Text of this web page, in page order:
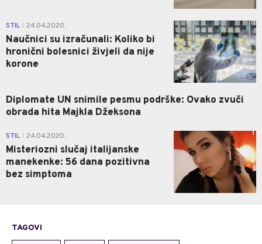
STIL 24.04.2020.
Naučnici su izračunali: Koliko bi
hronični bolesnici živjeli da nije
korone
0
Diplomate UN snimile pesmu podrške: Ovako zvuči
obrada hita Majkla Džeksona
STIL 24.04.2020.
Misteriozni slučaj italijanske
manekenke: 56 dana pozitivna
bez simptoma
1
TAGOVI